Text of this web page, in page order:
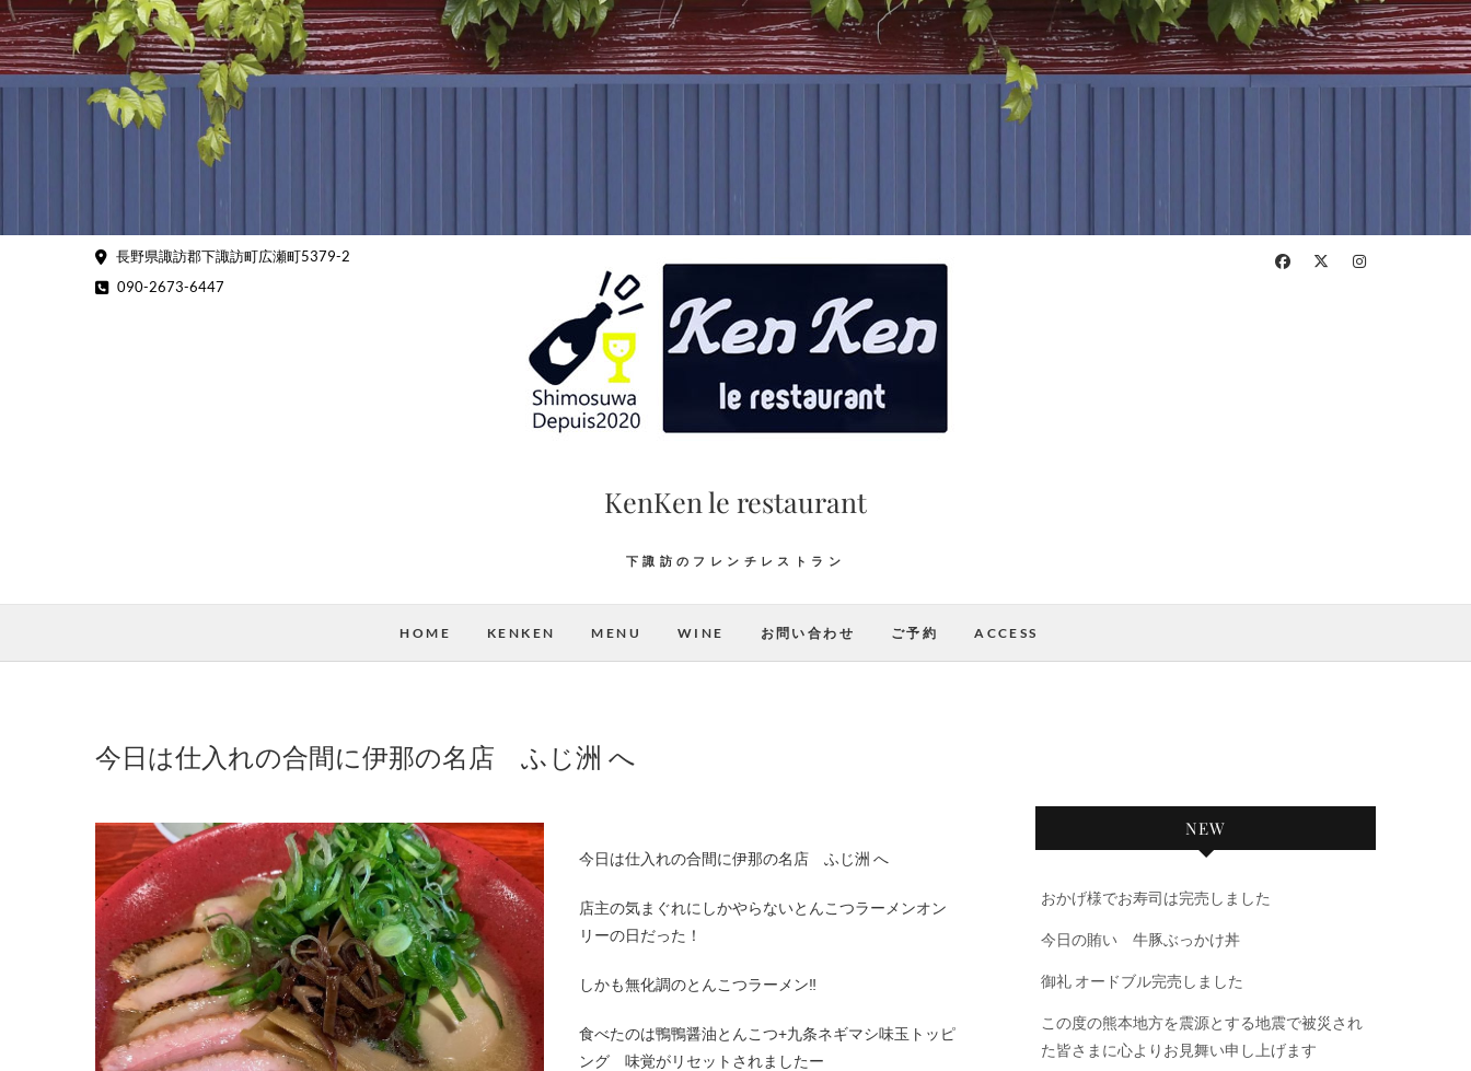
Skip
to
content
長野県諏訪郡下諏訪町広瀬町5379-2
090-2673-6447
KenKen le restaurant
下諏訪のフレンチレストラン
HOME KENKEN MENU WINE お問い合わせ ご予約 ACCESS
今日は仕入れの合間に伊那の名店 ふじ洲 へ
今日は仕入れの合間に伊那の名店 ふじ洲 へ
店主の気まぐれにしかやらないとんこつラーメンオン
リーの日だった！
しかも無化調のとんこつラーメン‼︎
食べたのは鴨鴨醤油とんこつ+九条ネギマシ味玉トッピ
ング 味覚がリセットされましたー
NEW
おかげ様でお寿司は完売しました
今日の賄い 牛豚ぶっかけ丼
御礼 オードブル完売しました
この度の熊本地方を震源とする地震で被災され
た皆さまに心よりお見舞い申し上げます